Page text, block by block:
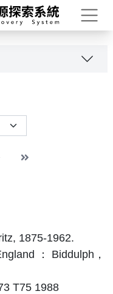
打
per page
一頁 末頁
1875-1962.
： Biddulph，
T75 1988